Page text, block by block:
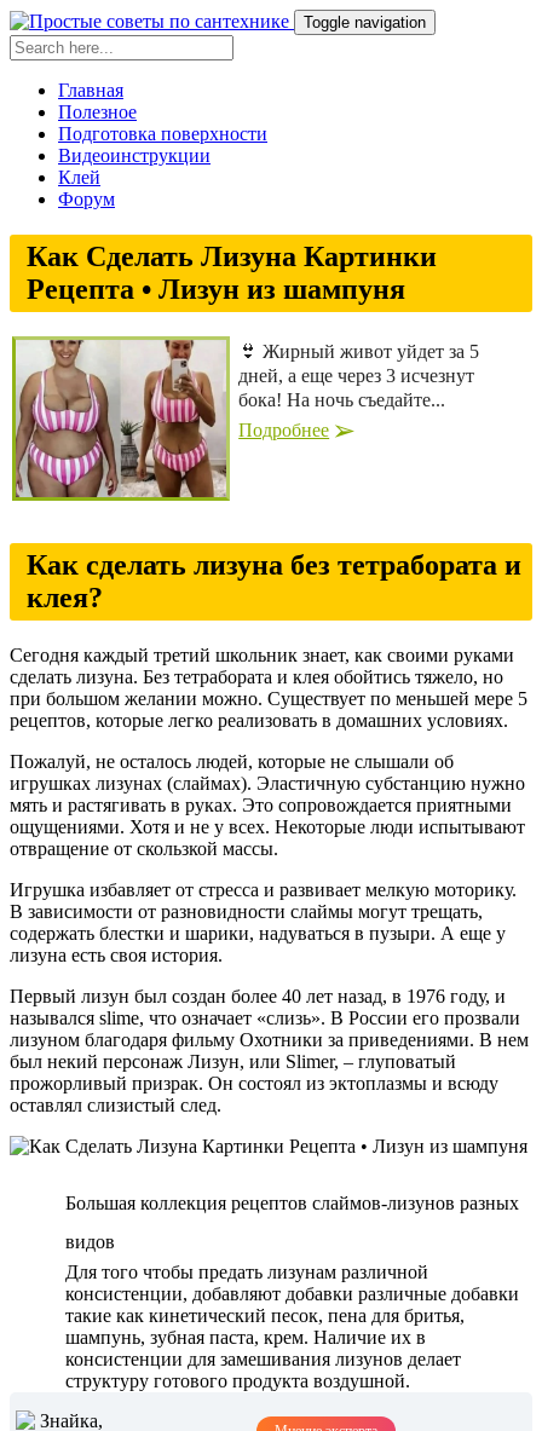
Toggle navigation
Главная
Полезное
Подготовка поверхности
Видеоинструкции
Клей
Форум
Как Сделать Лизуна Картинки
Рецепта • Лизун из шампуня
👙 Жирный живот уйдет за 5
дней, а еще через 3 исчезнут
бока! На ночь съедайте...
Подробнее
Как сделать лизуна без тетрабората и
клея?
Сегодня каждый третий школьник знает, как своими руками
сделать лизуна. Без тетрабората и клея обойтись тяжело, но
при большом желании можно. Существует по меньшей мере 5
рецептов, которые легко реализовать в домашних условиях.
Пожалуй, не осталось людей, которые не слышали об
игрушках лизунах (слаймах). Эластичную субстанцию нужно
мять и растягивать в руках. Это сопровождается приятными
ощущениями. Хотя и не у всех. Некоторые люди испытывают
отвращение от скользкой массы.
Игрушка избавляет от стресса и развивает мелкую моторику.
В зависимости от разновидности слаймы могут трещать,
содержать блестки и шарики, надуваться в пузыри. А еще у
лизуна есть своя история.
Первый лизун был создан более 40 лет назад, в 1976 году, и
назывался slime, что означает «слизь». В России его прозвали
лизуном благодаря фильму Охотники за приведениями. В нем
был некий персонаж Лизун, или Slimer, – глуповатый
прожорливый призрак. Он состоял из эктоплазмы и всюду
оставлял слизистый след.
Большая коллекция рецептов слаймов-лизунов разных
видов
Для того чтобы предать лизунам различной
консистенции, добавляют добавки различные добавки
такие как кинетический песок, пена для бритья,
шампунь, зубная паста, крем. Наличие их в
консистенции для замешивания лизунов делает
структуру готового продукта воздушной.